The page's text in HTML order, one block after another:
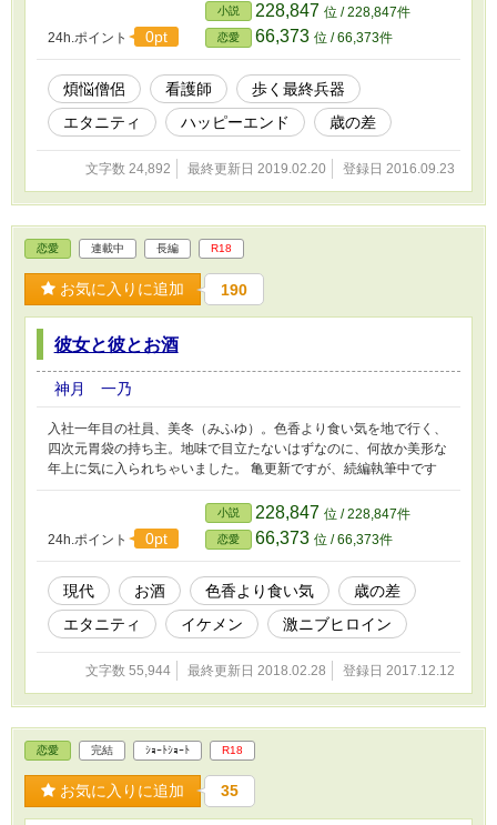
24h.ポイント 0pt
小説 228,847 位 / 228,847件
恋愛 66,373 位 / 66,373件
煩悩僧侶 看護師
歩く最終兵器
エタニティ
ハッピーエンド 歳の差
文字数 24,892 最終更新日 2019.02.20 登録日 2016.09.23
恋愛 連載中 長編 R18
お気に入りに追加 190
彼女と彼とお酒
神月 一乃
入社一年目の社員、美冬（みふゆ）。色香より食い気を地で行く、
四次元胃袋の持ち主。地味で目立たないはずなのに、何故か美形な
年上に気に入られちゃいました。 亀更新ですが、続編執筆中です
24h.ポイント 0pt
小説 228,847 位 / 228,847件
恋愛 66,373 位 / 66,373件
現代 お酒 色香より食い気
歳の差
エタニティ
イケメン 激ニブヒロイン
文字数 55,944 最終更新日 2018.02.28 登録日 2017.12.12
恋愛 完結 ｼｮｰﾄｼｮｰﾄ R18
お気に入りに追加 35